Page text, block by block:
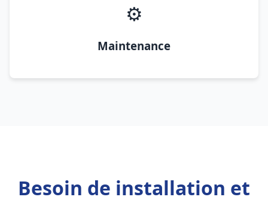
⚙️
Maintenance
Besoin de installation et